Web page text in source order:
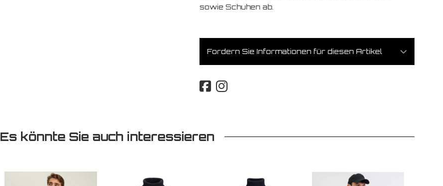
sowie Schuhen ab.
Fordern Sie Informationen für diesen Artikel
Es könnte Sie auch interessieren